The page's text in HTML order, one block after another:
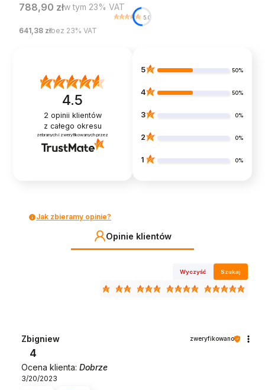
Cena brutto
788,90 złw tym %s VAT
w tym 23% VAT
5.0
Cena netto
641,38 złbez 23% VAT
4.5
2 opinii klientów
z całego okresu
zebranych i zweryfikowanych przez
5 50%
4 50%
3 0%
2 0%
1 0%
Jak zbieramy opinie?
Opinie klientów
Wyczyść Szukaj
Zbigniew zweryfikowano
4
Ocena klienta: Dobrze
3/20/2023